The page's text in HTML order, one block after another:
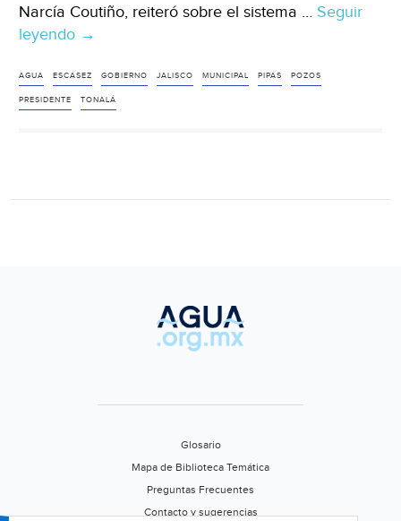
Narcía Coutiño, reiteró sobre el sistema … Seguir
leyendo Jalisco:
dotará
de
→
AGUA ESCASEZ GOBIERNO JALISCO MUNICIPAL PIPAS POZOS
PRESIDENTE TONALÁ
Glosario
Mapa de Biblioteca Temática
Preguntas Frecuentes
Contacto y sugerencias